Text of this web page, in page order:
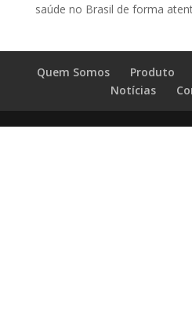
saúde no Brasil de forma
Quem Somos Produto
Notícias